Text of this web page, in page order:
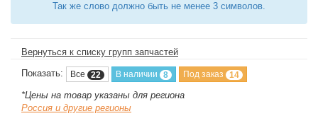
Так же слово должно быть не менее 3 символов.
Вернуться к списку групп запчастей
Показать: Все 22 В наличии 8 Под заказ 14
*Цены на товар указаны для региона
Россия и другие регионы